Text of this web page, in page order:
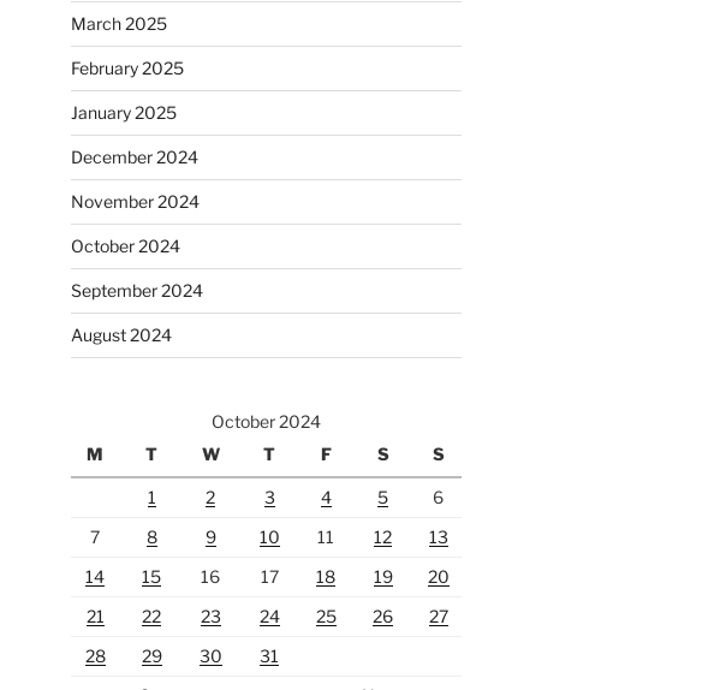
March 2025
February 2025
January 2025
December 2024
November 2024
October 2024
September 2024
August 2024
October 2024
M
T W T F S S
1 2 3 4 5
6
7
8 9 10 11 12
13
14
15 16 17 18 19
20
21
22 23 24 25 26
27
28
29 30
31